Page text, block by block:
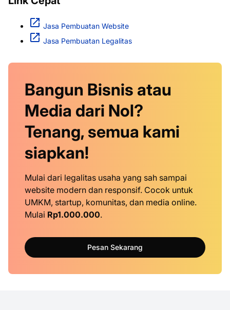
Jasa Pembuatan Website
Jasa Pembuatan Legalitas
Bangun Bisnis atau
Media dari Nol?
Tenang, semua kami
siapkan!
Mulai dari legalitas usaha yang sah sampai
website modern dan responsif. Cocok untuk
UMKM, startup, komunitas, dan media online.
Mulai Rp1.000.000.
Pesan Sekarang